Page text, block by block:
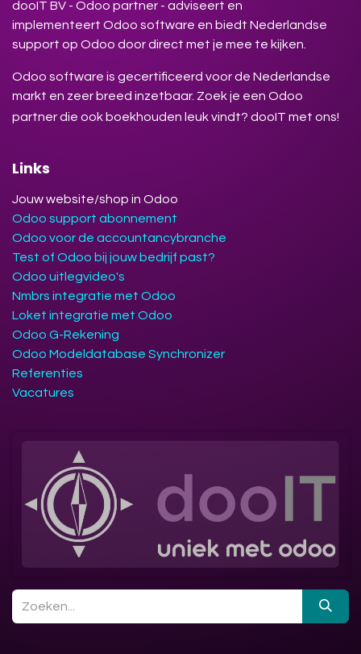
dooIT BV - Odoo partner - adviseert en
implementeert Odoo software en biedt Nederlandse
support op Odoo door direct met je mee te kijken.
Odoo software is gecertificeerd voor de Nederlandse
markt en zeer breed inzetbaar. Zoek je een Odoo
partner die ook boekhouden leuk vindt? dooIT met ons!
Links
Jouw website/shop in Odoo
Odoo support abonnement
Odoo voor de accountancybranche
Test of Odoo bij jouw bedrijf past?
Odoo uitlegvideo's
Nmbrs integratie met Odoo
Loket integratie met Odoo
Odoo G-Rekening
Odoo Modeldatabase Synchronizer
Referenties
Vacatures